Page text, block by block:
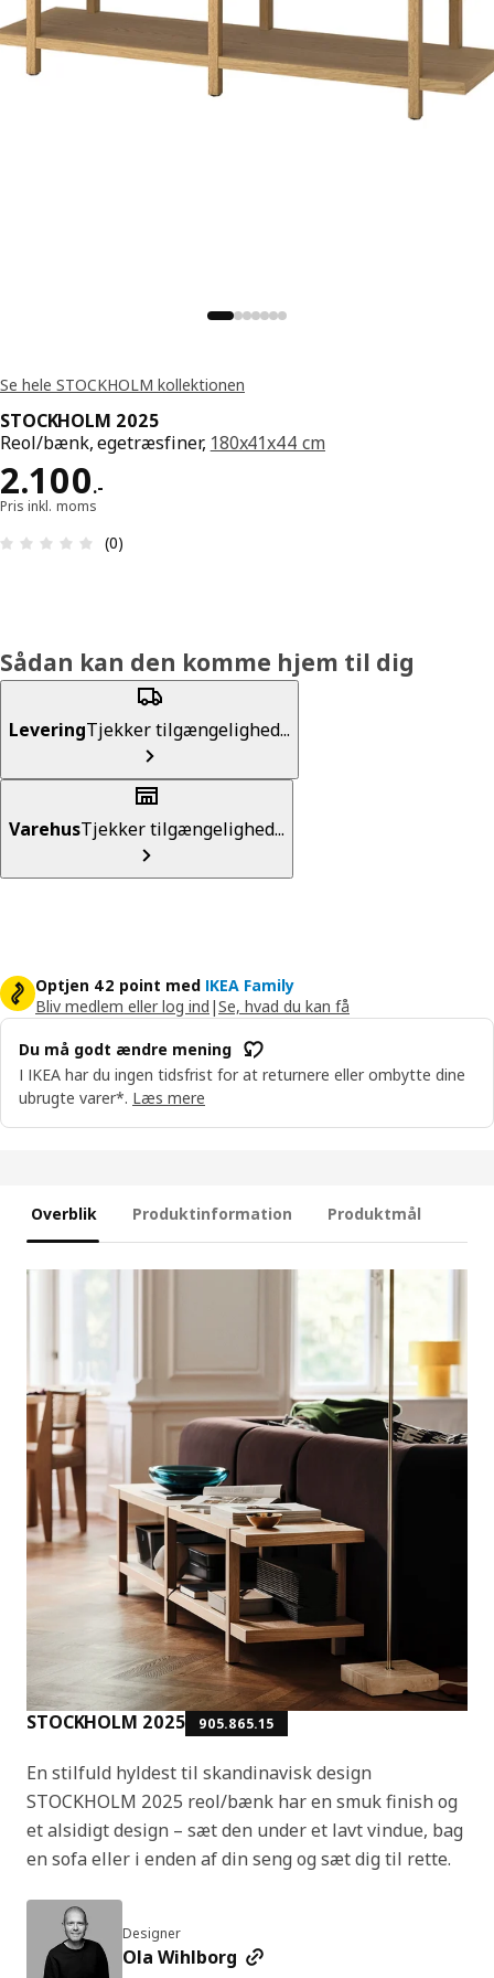
Se hele STOCKHOLM kollektionen
STOCKHOLM 2025
Reol/bænk, egetræsfiner, 180x41x44 cm
2.100.-
Pris 2100.-
Pris inkl. moms
Anmeldelse: 0 Ud af 5 Stjerner. Anmeldelser i
(0)
Sådan kan den komme hjem til dig
LeveringTjekker tilgængelighed...
VarehusTjekker tilgængelighed...
Optjen 42 point med IKEA Family
Bliv medlem eller log ind |Se, hvad du kan få
Du må godt ændre mening
I IKEA har du ingen tidsfrist for at returnere eller ombytte dine
ubrugte varer*. Læs mere
Overblik Produktinformation Produktmål
STOCKHOLM 2025 905.865.15
En stilfuld hyldest til skandinavisk design
STOCKHOLM 2025 reol/bænk har en smuk finish og
et alsidigt design – sæt den under et lavt vindue, bag
en sofa eller i enden af din seng og sæt dig til rette.
Designer
Ola Wihlborg